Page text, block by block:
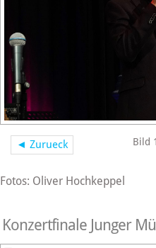
◄ Zurueck Bild
Fotos: Oliver Hochkeppel
Konzertfinale Junger